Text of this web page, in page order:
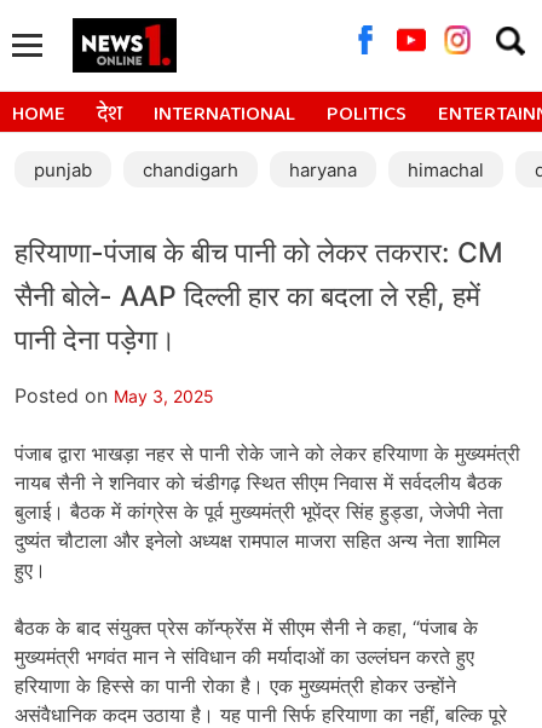
for:
HOME देश INTERNATIONAL POLITICS
punjab chandigarh haryana himachal
हरियाणा-पंजाब के बीच पानी को लेकर तकरार: CM
सैनी बोले- AAP दिल्ली हार का बदला ले रही, हमें
पानी देना पड़ेगा।
Posted on May 3, 2025
पंजाब द्वारा भाखड़ा नहर से पानी रोके जाने को लेकर हरियाणा के मुख्यमंत्री
नायब सैनी ने शनिवार को चंडीगढ़ स्थित सीएम निवास में सर्वदलीय बैठक
बुलाई। बैठक में कांग्रेस के पूर्व मुख्यमंत्री भूपेंद्र सिंह हुड्डा, जेजेपी नेता
दुष्यंत चौटाला और इनेलो अध्यक्ष रामपाल माजरा सहित अन्य नेता शामिल
हुए।
बैठक के बाद संयुक्त प्रेस कॉन्फ्रेंस में सीएम सैनी ने कहा, “पंजाब के
मुख्यमंत्री भगवंत मान ने संविधान की मर्यादाओं का उल्लंघन करते हुए
हरियाणा के हिस्से का पानी रोका है। एक मुख्यमंत्री होकर उन्होंने
असंवैधानिक कदम उठाया है। यह पानी सिर्फ हरियाणा का नहीं, बल्कि पूरे